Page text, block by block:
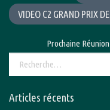
VIDEO C2 GRAND PRIX
Prochaine
Articles récents